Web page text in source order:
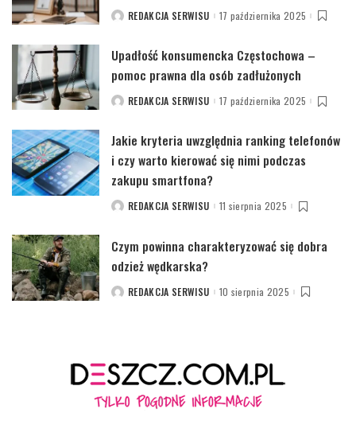
POSTEDREDAKCJA SERWISU 17 października 2025
Upadłość konsumencka Częstochowa –
pomoc prawna dla osób zadłużonych
POSTEDREDAKCJA SERWISU 17 października 2025
Jakie kryteria uwzględnia ranking telefonów
i czy warto kierować się nimi podczas
zakupu smartfona?
POSTEDREDAKCJA SERWISU 11 sierpnia 2025
Czym powinna charakteryzować się dobra
odzież wędkarska?
POSTEDREDAKCJA SERWISU 10 sierpnia 2025